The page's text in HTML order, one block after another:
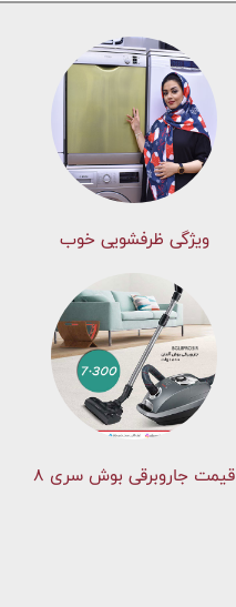
ویژگی ظرفشویی خوب
قیمت جاروبرقی بوش سری ۸